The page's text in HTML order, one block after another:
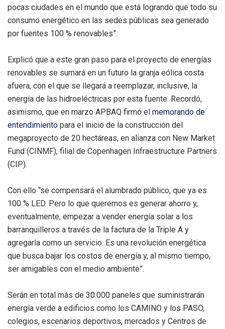
pocas ciudades en el mundo que está logrando que todo su
consumo energético en las sedes públicas sea generado
por fuentes 100 % renovables”.
Explicó que a este gran paso para el proyecto de energías
renovables se sumará en un futuro la granja eólica costa
afuera, con el que se llegará a reemplazar, inclusive, la
energía de las hidroeléctricas por esta fuente. Recordó,
asimismo, que en marzo APBAQ firmó el memorando de
entendimiento para el inicio de la construcción del
megaproyecto de 20 hectáreas, en alianza con New Market
Fund (CINMF), filial de Copenhagen Infraestructure Partners
(CIP).
Con ello “se compensará el alumbrado público, que ya es
100 % LED. Pero lo que queremos es generar ahorro y,
eventualmente, empezar a vender energía solar a los
barranquilleros a través de la factura de la Triple A y
agregarla como un servicio. Es una revolución energética
que busca bajar los costos de energía y, al mismo tiempo,
ser amigables con el medio ambiente”.
Serán en total más de 30.000 paneles que suministrarán
energía verde a edificios como los CAMINO y los PASO,
colegios, escenarios deportivos, mercados y Centros de